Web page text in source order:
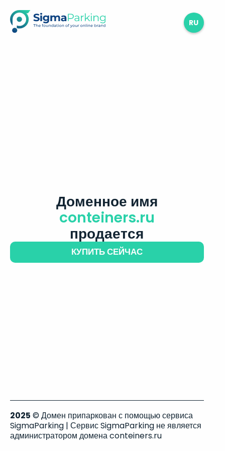
RU
Доменное имя
conteiners.ru
продается
КУПИТЬ СЕЙЧАС
2025 © Домен припаркован с помощью сервиса
SigmaParking | Сервис SigmaParking не является
администратором домена conteiners.ru